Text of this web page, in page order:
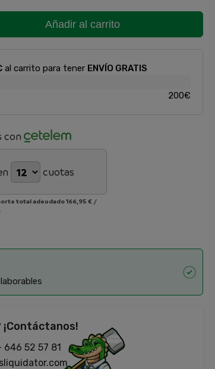
Añadir al carrito
al carrito para tener ENVÍO GRATIS
200€
con
cuotas
total adeudado166,95 € /
¡Contáctanos!
646 52 57 81